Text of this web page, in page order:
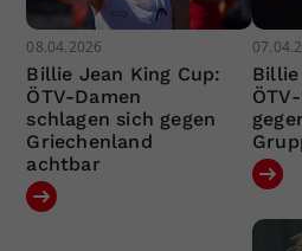
08.04.2026
Billie Jean King Cup:
ÖTV-Damen
schlagen sich gegen
Griechenland
achtbar
Billie